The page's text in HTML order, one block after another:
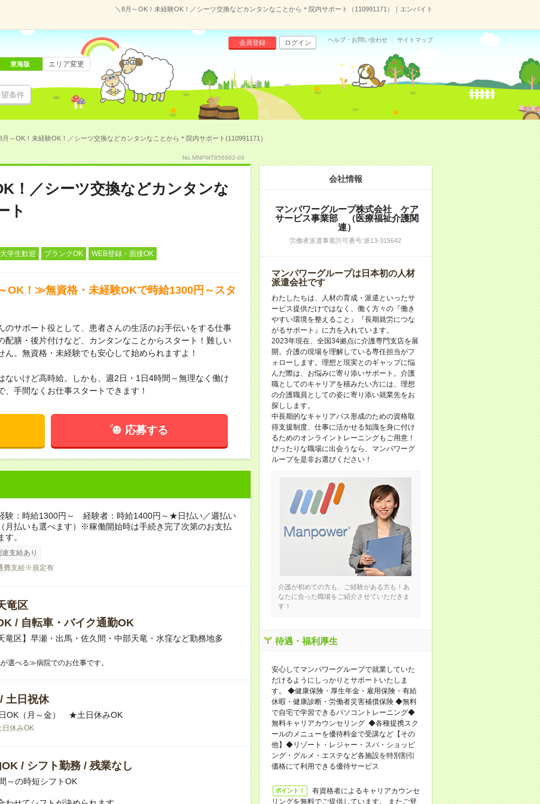
＼8月～OK！未経験OK！／シーツ交換などカンタンなことから＊院内サポート（110991171）｜エンバイト
条件
会員登録 ログイン ヘルプ・お問い合わせ サイトマップ
東海版 エリア変更
月～OK！未経験OK！／シーツ交換などカンタンなことから＊院内サポート(110991171）
No.MNPWT856962-09
！／シーツ交換などカンタンな
ト
大学生歓迎 ブランクOK WEB登録・面接OK
OK！≫無資格・未経験OKで時給1300円～スタ
のサポート役として、患者さんの生活のお手伝いをする仕事
配膳・後片付けなど、カンタンなことからスタート！難しい
。無資格・未経験でも安心して始められますよ！
ないけど高時給。しかも、週2日・1日4時間～無理なく働け
手間なくお仕事スタートできます！
応募する
験：時給1300円～ 経験者：時給1400円～★日払い／週払い
月払いも選べます）※稼働開始時は手続き完了次第のお支払
す。
支給あり
費支給※規定有
竜区
/ 自転車・バイク通勤OK
竜区】早瀬・出馬・佐久間・中部天竜・水窪など勤務地多
選べる≫病院でのお仕事です。
土日祝休
OK（月～金） ★土日休みOK
日休みOK
/ シフト勤務 / 残業なし
～の時短シフトOK
会社情報
マンパワーグループ株式会社 ケア
サービス事業部 （医療福祉介護関
連）
労働者派遣事業許可番号:派13-315642
マンパワーグループは日本初の人材
派遣会社です
わたしたちは、人材の育成・派遣といったサ
ービス提供だけではなく、働く方々の『働き
やすい環境を整えること』『長期就労につな
がるサポート』に力を入れています。
2023年現在、全国34拠点に介護専門支店を展
開。介護の現場を理解している専任担当がフ
ォローします。理想と現実とのギャップに悩
んだ際は、お悩みに寄り添いサポート。介護
職としてのキャリアを積みたい方には、理想
の介護職員としての姿に寄り添い就業先をお
探しします。
中長期的なキャリアパス形成のための資格取
得支援制度、仕事に活かせる知識を身に付け
るためのオンライントレーニングもご用意！
ぴったりな職場に出会うなら、マンパワーグ
ループを是非お選びください！
介護が初めての方も、ご経験がある方も！あ
なたに合った職場をご紹介させていただきま
す！
待遇・福利厚生
安心してマンパワーグループで就業していた
だけるようにしっかりとサポートいたしま
す。 ◆健康保険・厚生年金・雇用保険・有給
休暇・健康診断・労働者災害補償保険 ◆無料
で自宅で学習できるパソコントレーニング◆
無料キャリアカウンセリング ◆各種提携スク
ールのメニューを優待料金で受講など【その
他】◆リゾート・レジャー・スパ・ショッピ
ング・グルメ・エステなど各施設を特別割引
価格にて利用できる優待サービス
ポイント！
有資格者によるキャリアカウンセ
リングを無料でご提供しています。 またご登